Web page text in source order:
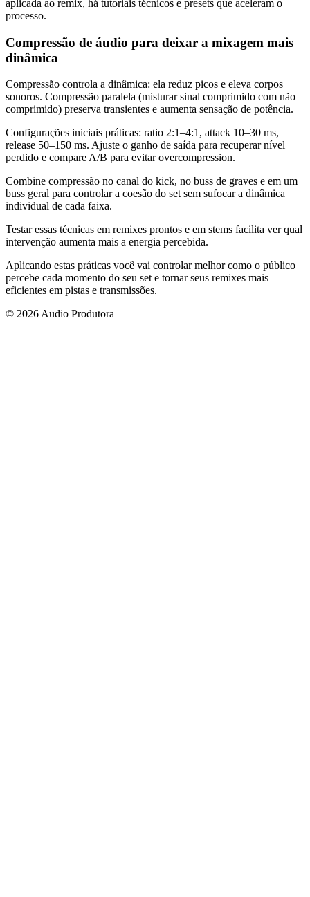
aplicada ao remix, há tutoriais técnicos e presets que aceleram o
processo.
Compressão de áudio para deixar a mixagem mais
dinâmica
Compressão controla a dinâmica: ela reduz picos e eleva corpos
sonoros. Compressão paralela (misturar sinal comprimido com não
comprimido) preserva transientes e aumenta sensação de potência.
Configurações iniciais práticas: ratio 2:1–4:1, attack 10–30 ms,
release 50–150 ms. Ajuste o ganho de saída para recuperar nível
perdido e compare A/B para evitar overcompression.
Combine compressão no canal do kick, no buss de graves e em um
buss geral para controlar a coesão do set sem sufocar a dinâmica
individual de cada faixa.
Testar essas técnicas em remixes prontos e em stems facilita ver qual
intervenção aumenta mais a energia percebida.
Aplicando estas práticas você vai controlar melhor como o público
percebe cada momento do seu set e tornar seus remixes mais
eficientes em pistas e transmissões.
© 2026 Audio Produtora